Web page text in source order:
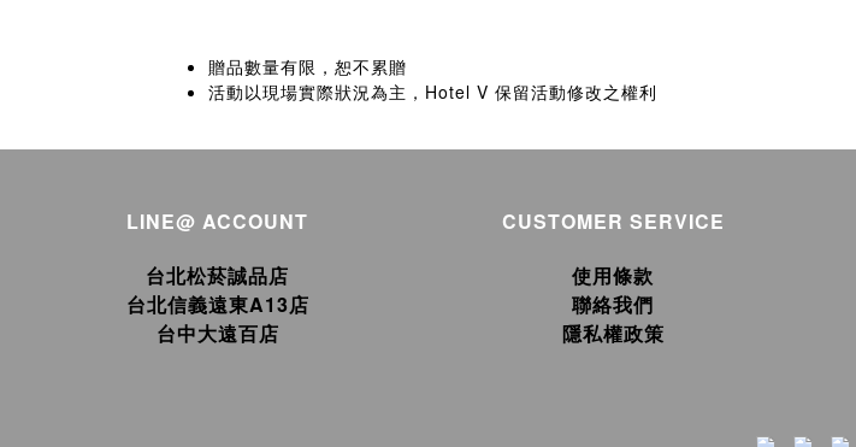
贈品數量有限，恕不累贈
活動以現場實際狀況為主，Hotel V 保留活動修改之權利
LINE@ ACCOUNT
台北松菸誠品店
台北信義遠東A13店
台中大遠百店
CUSTOMER SERVICE
使用條款
聯絡我們
隱私權政策